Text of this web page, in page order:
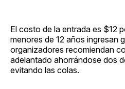
El costo de la entrada es $12
menores de 12 años ingresan
organizadores recomiendan
adelantado ahorrándose dos
evitando las colas.